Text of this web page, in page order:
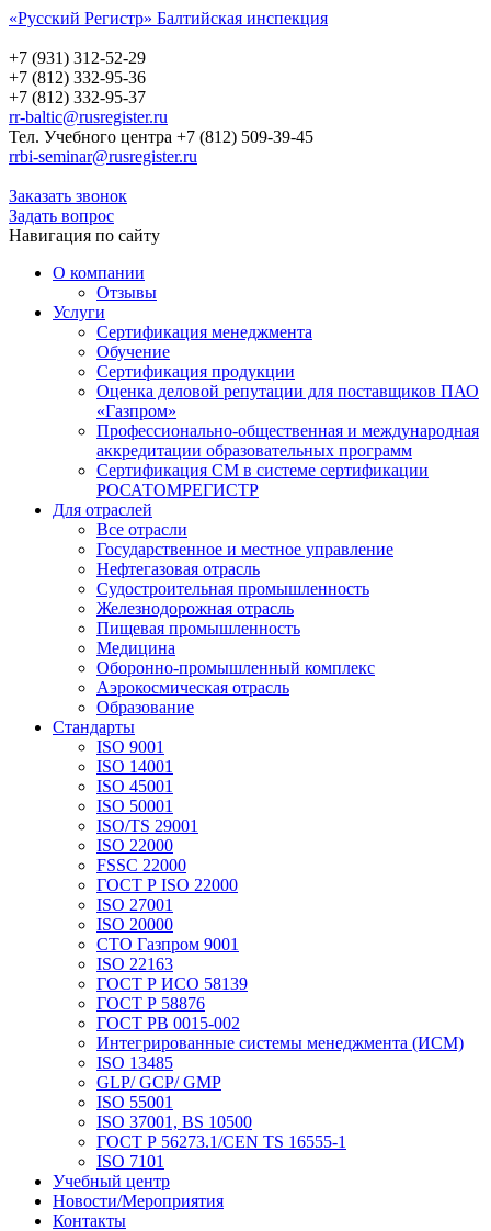
«Русский Регистр» Балтийская инспекция
+7 (931) 312-52-29
+7 (812) 332-95-36
+7 (812) 332-95-37
rr-baltic@rusregister.ru
Тел. Учебного центра +7 (812) 509-39-45
rrbi-seminar@rusregister.ru
Заказать звонок
Задать вопрос
Навигация по сайту
О компании
Отзывы
Услуги
Сертификация менеджмента
Обучение
Сертификация продукции
Оценка деловой репутации для поставщиков ПАО
«Газпром»
Профессионально-общественная и международная
аккредитации образовательных программ
Сертификация СМ в системе сертификации
РОСАТОМРЕГИСТР
Для отраслей
Все отрасли
Государственное и местное управление
Нефтегазовая отрасль
Судостроительная промышленность
Железнодорожная отрасль
Пищевая промышленность
Медицина
Оборонно-промышленный комплекс
Аэрокосмическая отрасль
Образование
Стандарты
ISO 9001
ISO 14001
ISO 45001
ISO 50001
ISO/TS 29001
ISO 22000
FSSC 22000
ГОСТ Р ISO 22000
ISO 27001
ISO 20000
СТО Газпром 9001
ISO 22163
ГОСТ Р ИСО 58139
ГОСТ Р 58876
ГОСТ РВ 0015-002
Интегрированные системы менеджмента (ИСМ)
ISO 13485
GLP/ GCP/ GMP
ISO 55001
ISO 37001, BS 10500
ГОСТ Р 56273.1/CEN TS 16555-1
ISO 7101
Учебный центр
Новости/Мероприятия
Контакты